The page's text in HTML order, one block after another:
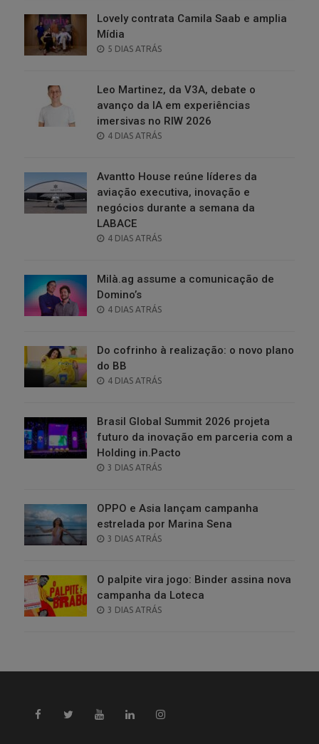
Lovely contrata Camila Saab e amplia
Mídia
POSTED
5 DIAS ATRÁS
Leo Martinez, da V3A, debate o
avanço da IA em experiências
imersivas no RIW 2026
POSTED
4 DIAS ATRÁS
Avantto House reúne líderes da
aviação executiva, inovação e
negócios durante a semana da
LABACE
POSTED
4 DIAS ATRÁS
Milà.ag assume a comunicação de
Domino’s
POSTED
4 DIAS ATRÁS
Do cofrinho à realização: o novo plano
do BB
POSTED
4 DIAS ATRÁS
Brasil Global Summit 2026 projeta
futuro da inovação em parceria com a
Holding in.Pacto
POSTED
3 DIAS ATRÁS
OPPO e Asia lançam campanha
estrelada por Marina Sena
POSTED
3 DIAS ATRÁS
O palpite vira jogo: Binder assina nova
campanha da Loteca
POSTED
3 DIAS ATRÁS